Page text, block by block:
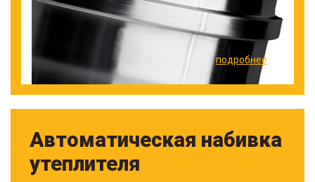
подробнее
Автоматическая набивка
утеплителя